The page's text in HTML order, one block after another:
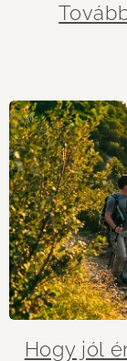
Hogy jól